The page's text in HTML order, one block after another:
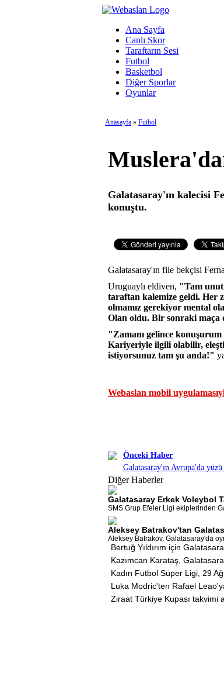
Ana Sayfa
Canlı Skor
Taraftarın Sesi
Futbol
Basketbol
Diğer Sporlar
Oyunlar
Anasayfa » Futbol
Galatasaray'ın kalecisi
konuştu.
Galatasaray'ın file bekçisi
Uruguaylı eldiven, "Tam
taraftan kalemize geldi. Her
olmamız gerekiyor mental
Olan oldu. Bir sonraki maça
"Zamanı gelince konuşurum
Kariyeriyle ilgili olabilir,
istiyorsunuz tam şu anda!"
Webaslan mobil
Önceki Haber
Galatasaray'ın Avrupa'da
Diğer Haberler
Galatasaray Erkek Voleybol
SMS Grup Efeler Ligi ekiplerinden
Aleksey Batrakov'tan
Aleksey Batrakov, Galatasaray'da
Bertuğ Yıldırım için
Kazımcan Karataş,
Kadın Futbol Süper Ligi, 29
Luka Modric'ten Rafael
Ziraat Türkiye Kupası takvimi